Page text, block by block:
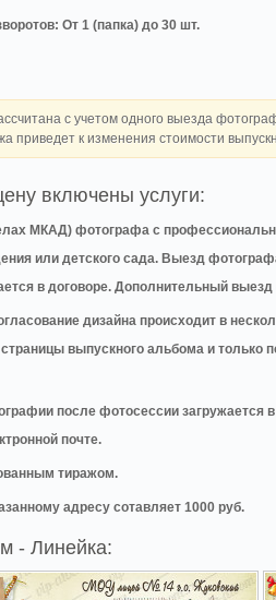
От 1 (папка) до 30 шт.
с учетом одного выезда
приведет к изменения стоимости
включены услуги:
МКАД) фотографа с
или детского сада. Выезд
в договоре. Дополнительный
дизайна происходит в
выпускного альбома и только
после фотосессии загружается
почте.
тиражом.
адресу сотавляет 1000 руб.
- Линейка: